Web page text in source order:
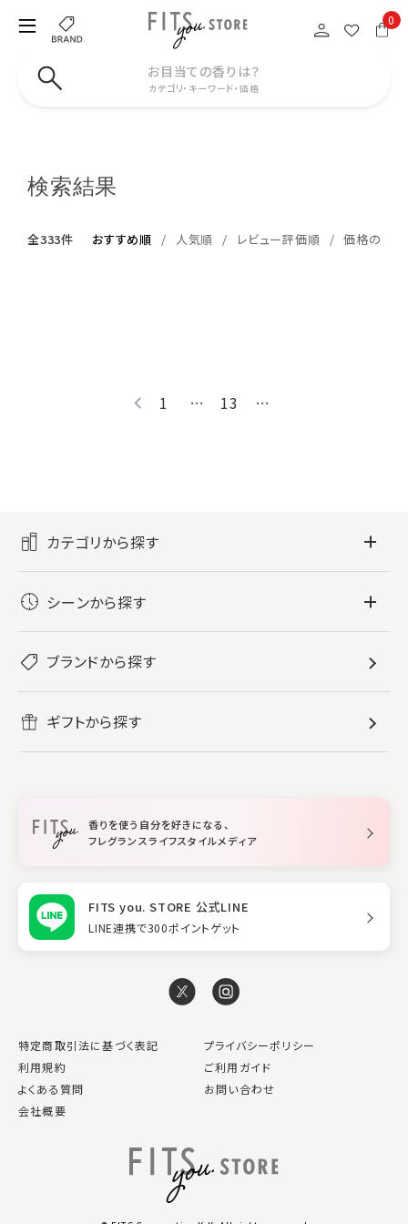
0
お目当ての香りは？
カテゴリ・キーワード・価格
検索結果
全333件 おすすめ順 人気順 レビュー評価順 価格の安
1 … 13 …
カテゴリから探す
レディース香水
メンズ香水
ボディミスト・スプレー
バス・ボディケア
すべてのバス・ボディケア
ボディ・ハンドクリーム
入浴剤
ホームフレグランス
ルームフレグランス
スタイリング
シーンから探す
リフレッシュしたい
ブランドから探す
ギフトから探す
香りを使う自分を好きになる、
フレグランスライフスタイルメディア
FITS you. STORE 公式LINE
LINE連携で300ポイントゲット
特定商取引法に基づく表記
プライバシーポリシー
利用規約
ご利用ガイド
よくある質問
お問い合わせ
会社概要